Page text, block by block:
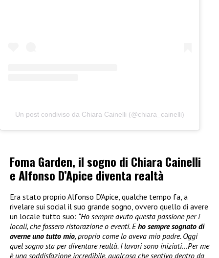
Un post condiviso da Chiara Cainelli (@chiara_cainelli)
Foma Garden, il sogno di Chiara Cainelli
e Alfonso D’Apice diventa realtà
Era stato proprio Alfonso D’Apice, qualche tempo fa, a
rivelare sui social il suo grande sogno, ovvero quello di avere
un locale tutto suo: “Ho sempre avuto questa passione per i
locali, che fossero ristorazione o eventi. Eho sempre sognato di
averne uno tutto mio, proprio come lo aveva mio padre. Oggi
quel sogno sta per diventare realtà. I lavori sono iniziati…Per me
è una soddisfazione incredibile, qualcosa che sentivo dentro da